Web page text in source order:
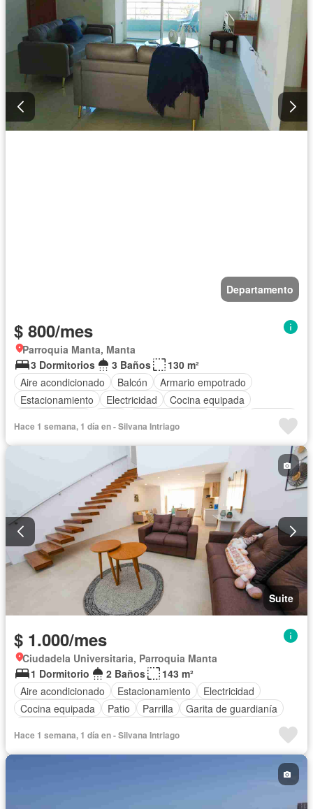
Departamento
$ 800/mes
Parroquia Manta, Manta
3 Dormitorios
3 Baños
130 m²
Aire acondicionado
Balcón
Armario empotrado
Estacionamiento
Electricidad
Cocina equipada
Conserje
Parrilla
Garita de guardianía Seguridad
Hace 1 semana, 1 día en - Silvana Intriago
Suite
$ 1.000/mes
Ciudadela Universitaria, Parroquia Manta
1 Dormitorio
2 Baños
143 m²
Aire acondicionado
Estacionamiento
Electricidad
Cocina equipada
Patio Parrilla
Garita de guardianía
Hace 1 semana, 1 día en - Silvana Intriago